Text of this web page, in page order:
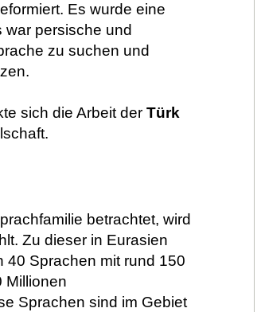
Es wurde eine
persische und
zu suchen und
sich die Arbeit der Türk
betrachtet, wird
Zu dieser in Eurasien
40 Sprachen mit rund 150
Millionen
Sprachen sind im Gebiet